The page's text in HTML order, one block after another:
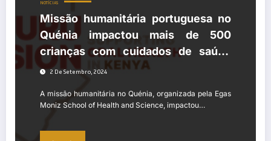
NOTÍCIAS
Missão humanitária portuguesa no
Quénia impactou mais de 500
crianças com cuidados de saúde
oral2 De Setembro, 2024
A missão humanitária no Quénia, organizada pela Egas
Moniz School of Health and Science, impactou…